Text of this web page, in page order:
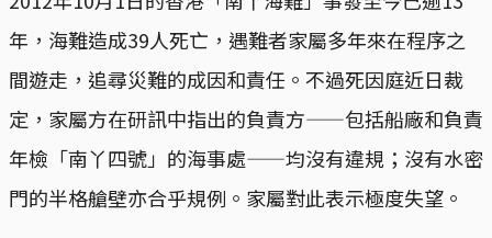
年，海難造成39人死亡，遇難者家屬多年來在程序之
間遊走，追尋災難的成因和責任。不過死因庭近日裁
定，家屬方在研訊中指出的負責方——包括船廠和負責
年檢「南丫四號」的海事處——均沒有違規；沒有水密
門的半格艙壁亦合乎規例。家屬對此表示極度失望。